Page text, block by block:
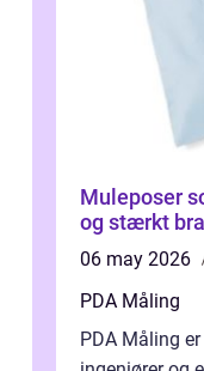
Muleposer
og stærkt
06 may 2026
PDA Måling
PDA Måling